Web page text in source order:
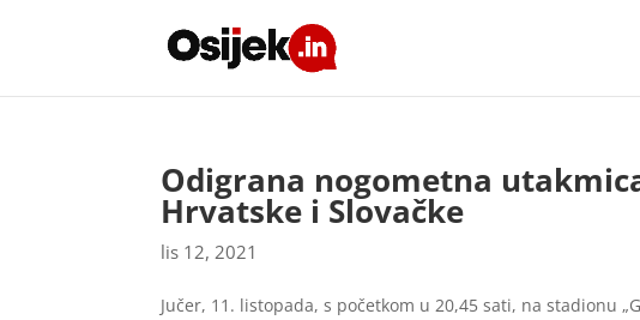
Odigrana nogometna
Hrvatske i Slovačke
lis 12, 2021
Jučer, 11. listopada, s početkom u 20,45 sati, na stadionu